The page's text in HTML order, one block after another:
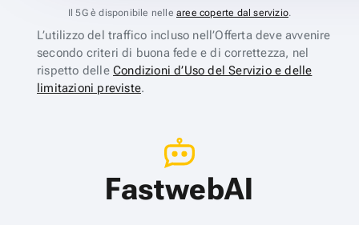
Il 5G è disponibile nelle aree coperte dal servizio.
L’utilizzo del traffico incluso nell’Offerta deve avvenire
secondo criteri di buona fede e di correttezza, nel
rispetto delle Condizioni d’Uso del Servizio e delle
limitazioni previste.
FastwebAI